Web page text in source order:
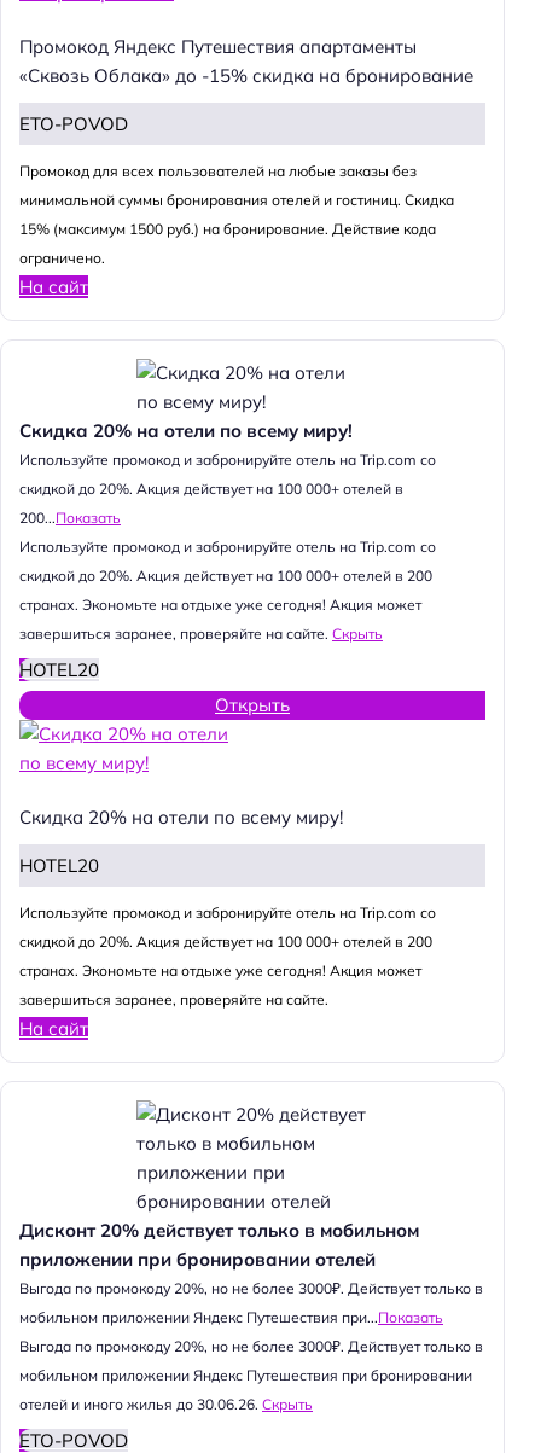
Промокод Яндекс Путешествия апартаменты
«Сквозь Облака» до -15% скидка на бронирование
ETO-POVOD
Промокод для всех пользователей на любые заказы без
минимальной суммы бронирования отелей и гостиниц. Скидка
15% (максимум 1500 руб.) на бронирование. Действие кода
ограничено.
На сайт
Скидка 20% на отели по всему миру!
Используйте промокод и забронируйте отель на Trip.com со
скидкой до 20%. Акция действует на 100 000+ отелей в
200...Показать
Используйте промокод и забронируйте отель на Trip.com со
скидкой до 20%. Акция действует на 100 000+ отелей в 200
странах. Экономьте на отдыхе уже сегодня! Акция может
завершиться заранее, проверяйте на сайте. Скрыть
HOTEL20
Открыть
Скидка 20% на отели по всему миру!
HOTEL20
Используйте промокод и забронируйте отель на Trip.com со
скидкой до 20%. Акция действует на 100 000+ отелей в 200
странах. Экономьте на отдыхе уже сегодня! Акция может
завершиться заранее, проверяйте на сайте.
На сайт
Дисконт 20% действует только в мобильном
приложении при бронировании отелей
Выгода по промокоду 20%, но не более 3000₽. Действует только в
мобильном приложении Яндекс Путешествия при...Показать
Выгода по промокоду 20%, но не более 3000₽. Действует только в
мобильном приложении Яндекс Путешествия при бронировании
отелей и иного жилья до 30.06.26. Скрыть
ETO-POVOD